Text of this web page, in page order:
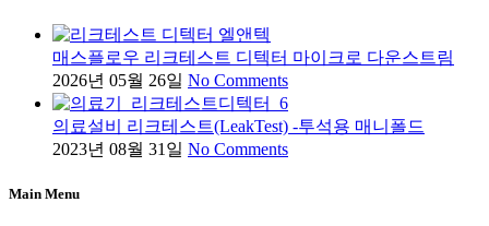
매스플로우 리크테스트 디텍터 마이크로 다운스트림
2026년 05월 26일 No Comments
의료설비 리크테스트(LeakTest) -투석용 매니폴드
2023년 08월 31일 No Comments
Main Menu